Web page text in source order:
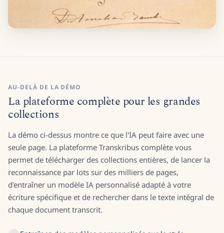
AU-DELÀ DE LA DÉMO
La plateforme complète pour les grandes
collections
La démo ci-dessus montre ce que l'IA peut faire avec une
seule page. La plateforme Transkribus complète vous
permet de télécharger des collections entières, de lancer la
reconnaissance par lots sur des milliers de pages,
d'entraîner un modèle IA personnalisé adapté à votre
écriture spécifique et de rechercher dans le texte intégral de
chaque document transcrit.